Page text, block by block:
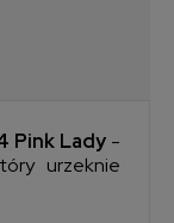
Pink Lady-
urzeknie